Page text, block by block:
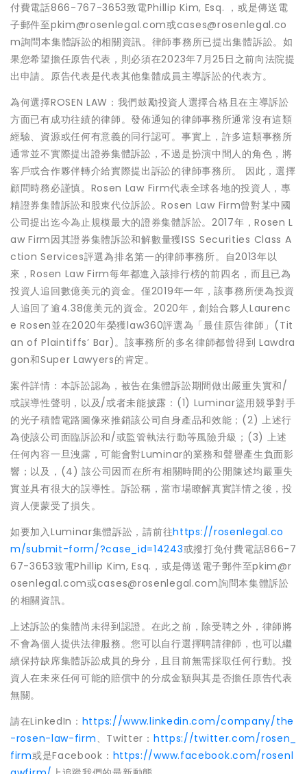
付費電話866-767-3653致電Phillip Kim, Esq. ，或是傳送電
子郵件至pkim@rosenlegal.com或cases@rosenlegal.co
m詢問本集體訴訟的相關資訊。律師事務所已提出集體訴訟。如
果您希望擔任原告代表，則必須在2023年7月25日之前向法院提
出申請。原告代表是代表其他集體成員主導訴訟的代表方。
為何選擇ROSEN LAW：我們鼓勵投資人選擇合格且在主導訴訟
方面已有成功往績的律師。發佈通知的律師事務所通常沒有這類
經驗、資源或任何有意義的同行認可。事實上，許多這類事務所
通常並不實際提出證券集體訴訟，不過是扮演中間人的角色，將
客戶或合作夥伴轉介給實際提出訴訟的律師事務所。 因此，選擇
顧問時務必謹慎。Rosen Law Firm代表全球各地的投資人，專
精證券集體訴訟和股東代位訴訟。Rosen Law Firm曾對某中國
公司提出迄今為止規模最大的證券集體訴訟。2017年，Rosen L
aw Firm因其證券集體訴訟和解數量獲ISS Securities Class A
ction Services評選為排名第一的律師事務所。自2013年以
來，Rosen Law Firm每年都進入該排行榜的前四名，而且已為
投資人追回數億美元的資金。僅2019年一年，該事務所便為投資
人追回了逾4.38億美元的資金。2020年，創始合夥人Laurenc
e Rosen並在2020年榮獲law360評選為「最佳原告律師」(Tit
an of Plaintiffs’ Bar)。該事務所的多名律師都曾得到 Lawdra
gon和Super Lawyers的肯定。
案件詳情：本訴訟認為，被告在集體訴訟期間做出嚴重失實和/
或誤導性聲明，以及/或者未能披露：(1) Luminar盜用競爭對手
的光子積體電路圖像來推銷該公司自身產品和效能；(2) 上述行
為使該公司面臨訴訟和/或監管執法行動等風險升級；(3) 上述
任何內容一旦洩露，可能會對Luminar的業務和聲譽產生負面影
響；以及，(4) 該公司因而在所有相關時間的公開陳述均嚴重失
實並具有很大的誤導性。訴訟稱，當市場瞭解真實詳情之後，投
資人便蒙受了損失。
如要加入Luminar集體訴訟，請前往https://rosenlegal.co
m/submit-form/?case_id=14243或撥打免付費電話866-7
67-3653致電Phillip Kim, Esq.，或是傳送電子郵件至pkim@r
osenlegal.com或cases@rosenlegal.com詢問本集體訴訟
的相關資訊。
上述訴訟的集體尚未得到認證。在此之前，除受聘之外，律師將
不會為個人提供法律服務。您可以自行選擇聘請律師，也可以繼
續保持缺席集體訴訟成員的身分，且目前無需採取任何行動。投
資人在未來任何可能的賠償中的分成金額與其是否擔任原告代表
無關。
請在LinkedIn： https://www.linkedin.com/company/the
-rosen-law-firm 、Twitter： https://twitter.com/rosen_
firm或是Facebook： https://www.facebook.com/rosenl